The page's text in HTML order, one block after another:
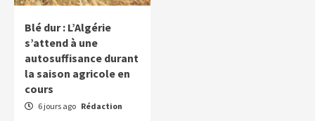
Blé dur : L’Algérie
s’attend à une
autosuffisance durant
la saison agricole en
cours
6 jours ago Rédaction